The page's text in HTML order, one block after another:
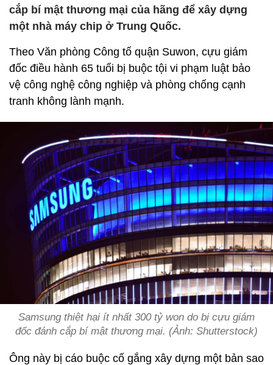
cắp bí mật thương mại của hãng để xây dựng
một nhà máy chip ở Trung Quốc.
Theo Văn phòng Công tố quận Suwon, cựu giám
đốc điều hành 65 tuổi bị buộc tội vi phạm luật bảo
vệ công nghệ công nghiệp và phòng chống cạnh
tranh không lành mạnh.
Samsung thiệt hại ít nhất 300 tỷ won do bị cựu giám
đốc đánh cắp bí mật thương mại. (Ảnh: Shutterstock)
Ông này bị cáo buộc cố gắng xây dựng một bản sao